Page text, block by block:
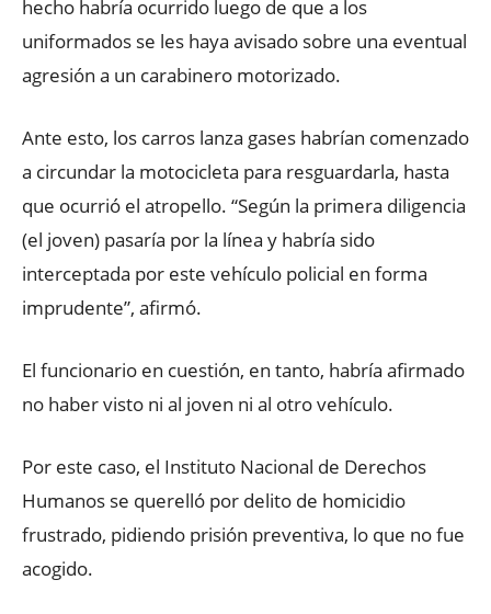
hecho habría ocurrido luego de que a los
uniformados se les haya avisado sobre una eventual
agresión a un carabinero motorizado.
Ante esto, los carros lanza gases habrían comenzado
a circundar la motocicleta para resguardarla, hasta
que ocurrió el atropello. “Según la primera diligencia
(el joven) pasaría por la línea y habría sido
interceptada por este vehículo policial en forma
imprudente”, afirmó.
El funcionario en cuestión, en tanto, habría afirmado
no haber visto ni al joven ni al otro vehículo.
Por este caso, el Instituto Nacional de Derechos
Humanos se querelló por delito de homicidio
frustrado, pidiendo prisión preventiva, lo que no fue
acogido.